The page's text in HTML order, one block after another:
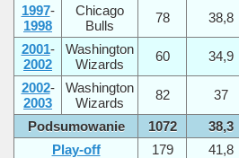
1997-
1998
Chicago
Bulls
78 38,8
2001-
2002
Washington
Wizards
60 34,9
2002-
2003
Washington
Wizards
82 37
Podsumowanie 1072 38,3
Play-off
179 41,8